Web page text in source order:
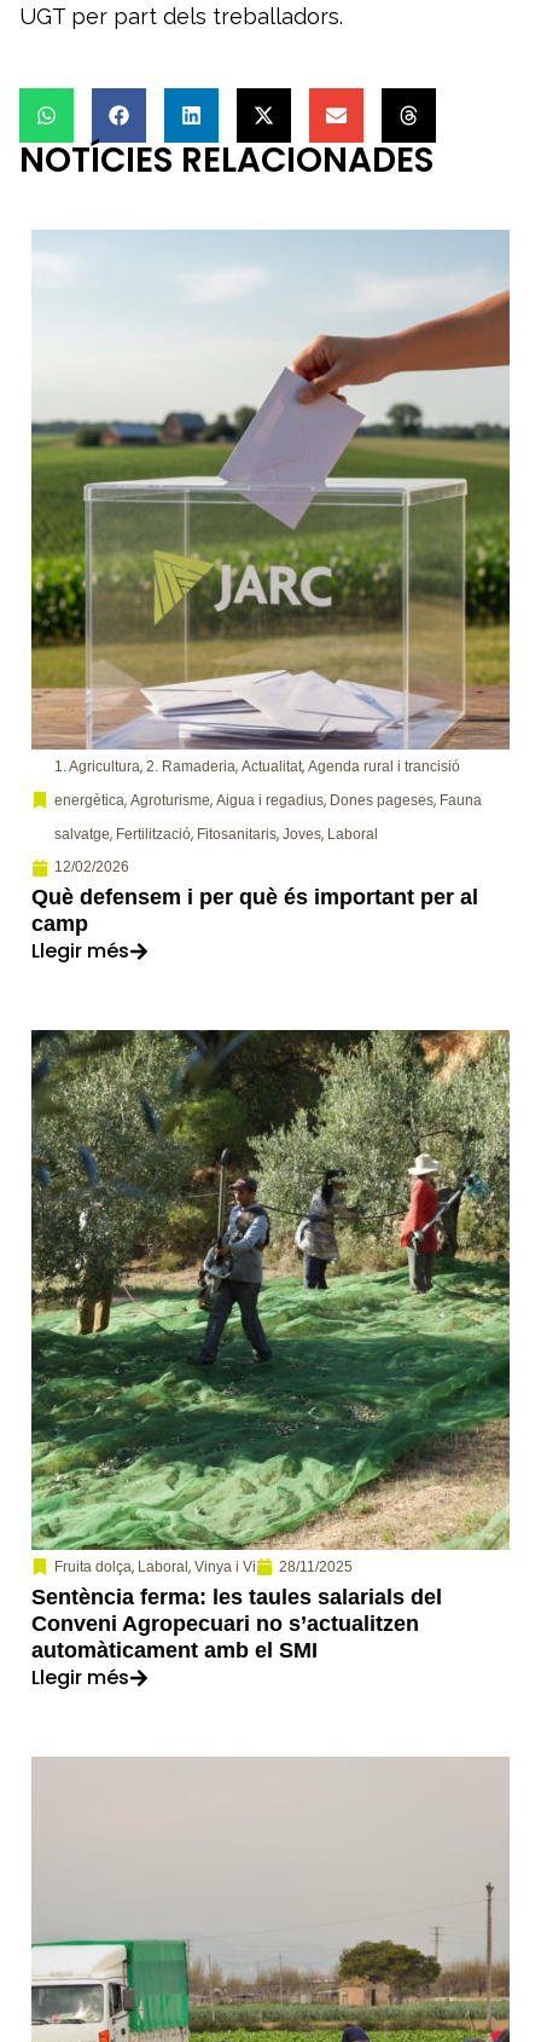
UGT per part dels treballadors.
NOTÍCIES RELACIONADES
1. Agricultura, 2. Ramaderia, Actualitat, Agenda rural i trancisió
energètica, Agroturisme, Aigua i regadius, Dones pageses, Fauna
salvatge, Fertilització, Fitosanitaris, Joves, Laboral
12/02/2026
Què defensem i per què és important per al
camp
Llegir més
Fruita dolça, Laboral , Vinya i Vi 28/11/2025
Sentència ferma: les taules salarials del
Conveni Agropecuari no s’actualitzen
automàticament amb el SMI
Llegir més